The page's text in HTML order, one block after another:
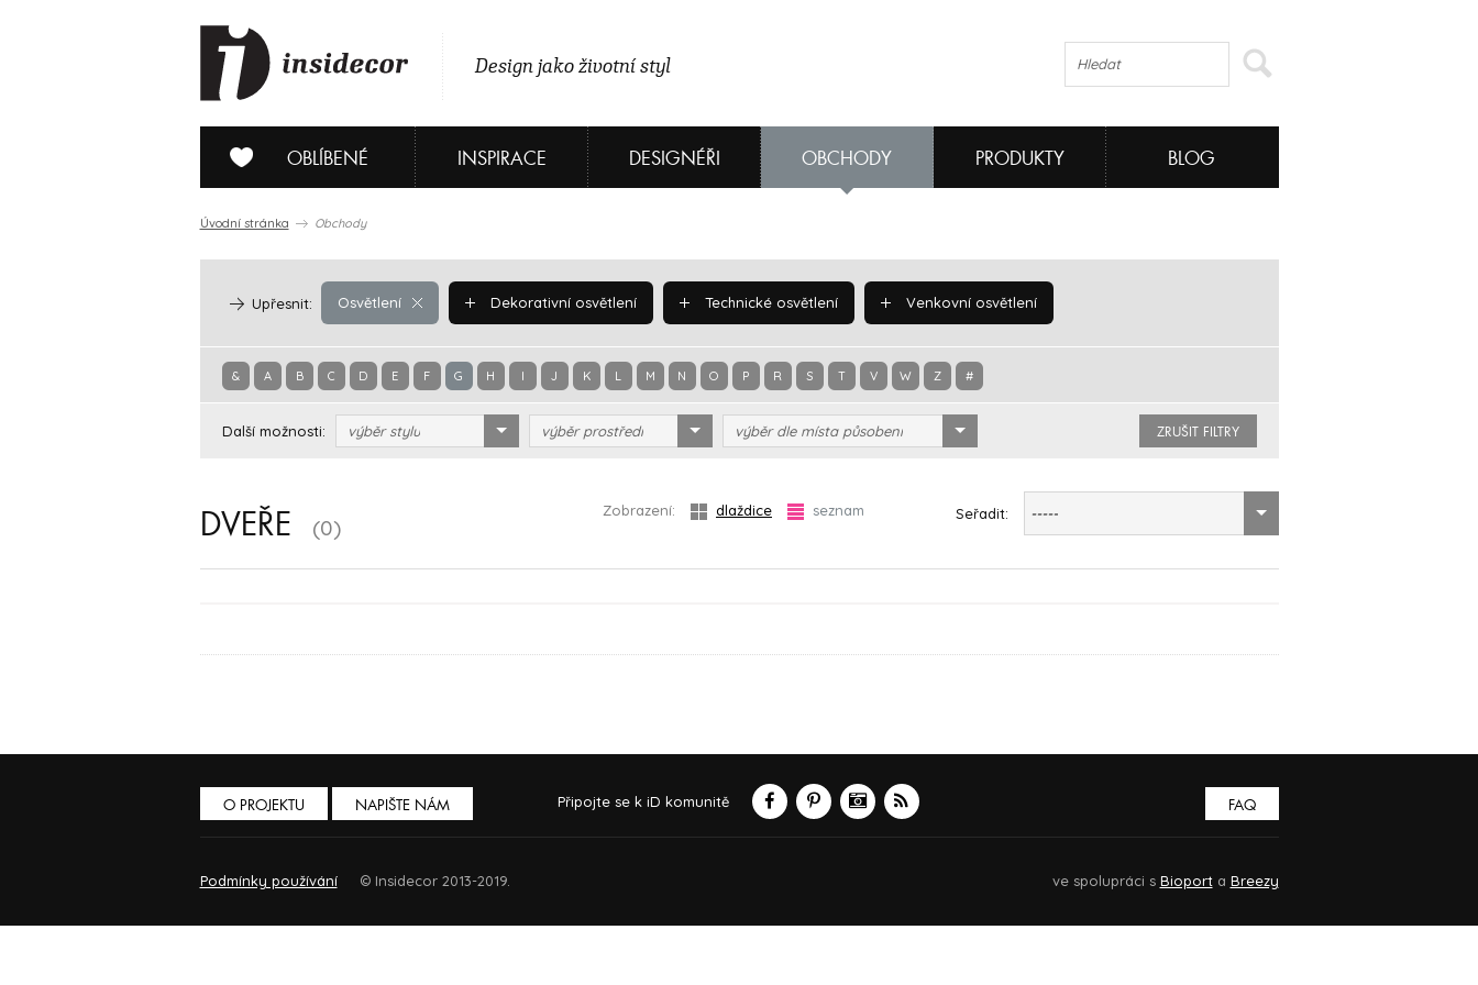
Design jako životní styl
OBLÍBENÉ INSPIRACE DESIGNÉŘI OBCHODY PRODUKTY BLOG
Úvodní stránka Obchody
Osvětlení
Upřesnit: Dekorativní osvětlení Technické osvětlení Venkovní osvětlení
& A B C D E F G H I J K L M N O P R S T V W Z #
Další možnosti: výběr stylu výběr prostředí výběr dle místa působení ZRUŠIT FILTRY
DVEŘE (0)
Zobrazení: dlaždice seznam Seřadit: -----
O PROJEKTU NAPIŠTE NÁM Připojte se k iD komunitě FAQ
Podmínky používání © Insidecor 2013-2019. ve spolupráci s Bioporta Breezy